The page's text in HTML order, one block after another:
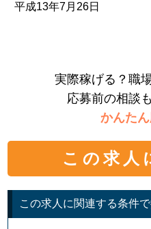
平成13年7月26日
実際稼げる？職
応募前の相談
かんたん
この求人
この求人に関連する条件